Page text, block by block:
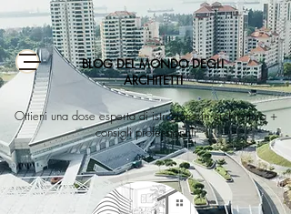
BLOG DEL MONDO DEGLI
ARCHITETTI
Ottieni una dose esperta di istruzione in architettura +
consigli professionali